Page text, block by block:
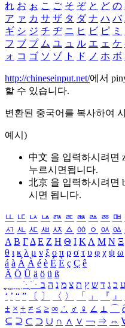
れ お ぉ こ ご そ ぞ と ど の
ア ァ カ サ ザ タ ダ ナ ハ バ
ギ シ ジ チ ヂ ニ ヒ ビ ピ ミ
フ ブ プ ム ユ ュ ル エ ェ ケ
ォ コ ゴ ソ ゾ ト ド ノ ホ ボ
http://chineseinput.net/에서
할 수 있습니다.
변환된 중국어를 복사하여
예시)
中文 을 입력하시려면
누르시면됩니다.
北京 을 입력하시려면
시면 됩니다.
ㅥ ㅦ ㅧ ㅨ ㅩ ㅪ ㅫ ㅬ ㅭ ㅮ
ㅺ ㅻ ㅼ ㅽ ㅾ ㅿ ㆀ ㆁ ㆂ ㆃ
Α Β ΓΔ Ε Ζ Η Θ Ι ΚΛ Μ Ν Ξ
θ ι κ λ μ ν ξ ο π ρ σ τ υ φ χ ψ ω
á à Á À é è É È ç Ç ê
Ä Ö Ü ä ö ü ß
ִֶֹ ֻּ ׁׂ ע כ ג ד ש ץ ת צ מ נ ה ב
‘ ’ “ ” 〔 〕 〈 〉 「 」 『 』
± × ÷ ≠ ≤ ≥ ∞ ∴ ♂ ♀ ∠ ⊥ ⌒
⊆ ⊇ ⊂ ⊃ ∪ ∩ ∧ ∨ ￢ ⇒ ⇔